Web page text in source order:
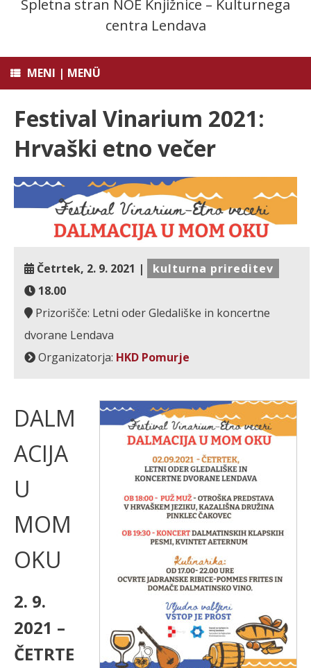
Spletna stran NOE Knjižnice – Kulturnega
centra Lendava
MENI | MENÜ
Festival Vinarium 2021:
Hrvaški etno večer
Četrtek, 2. 9. 2021 |
kulturna prireditev
18.00
Prizorišče: Letni oder Gledališke in koncertne
dvorane Lendava
Organizatorja: HKD Pomurje
DALM
ACIJA
U
MOM
OKU
2. 9.
2021 –
ČETRTE